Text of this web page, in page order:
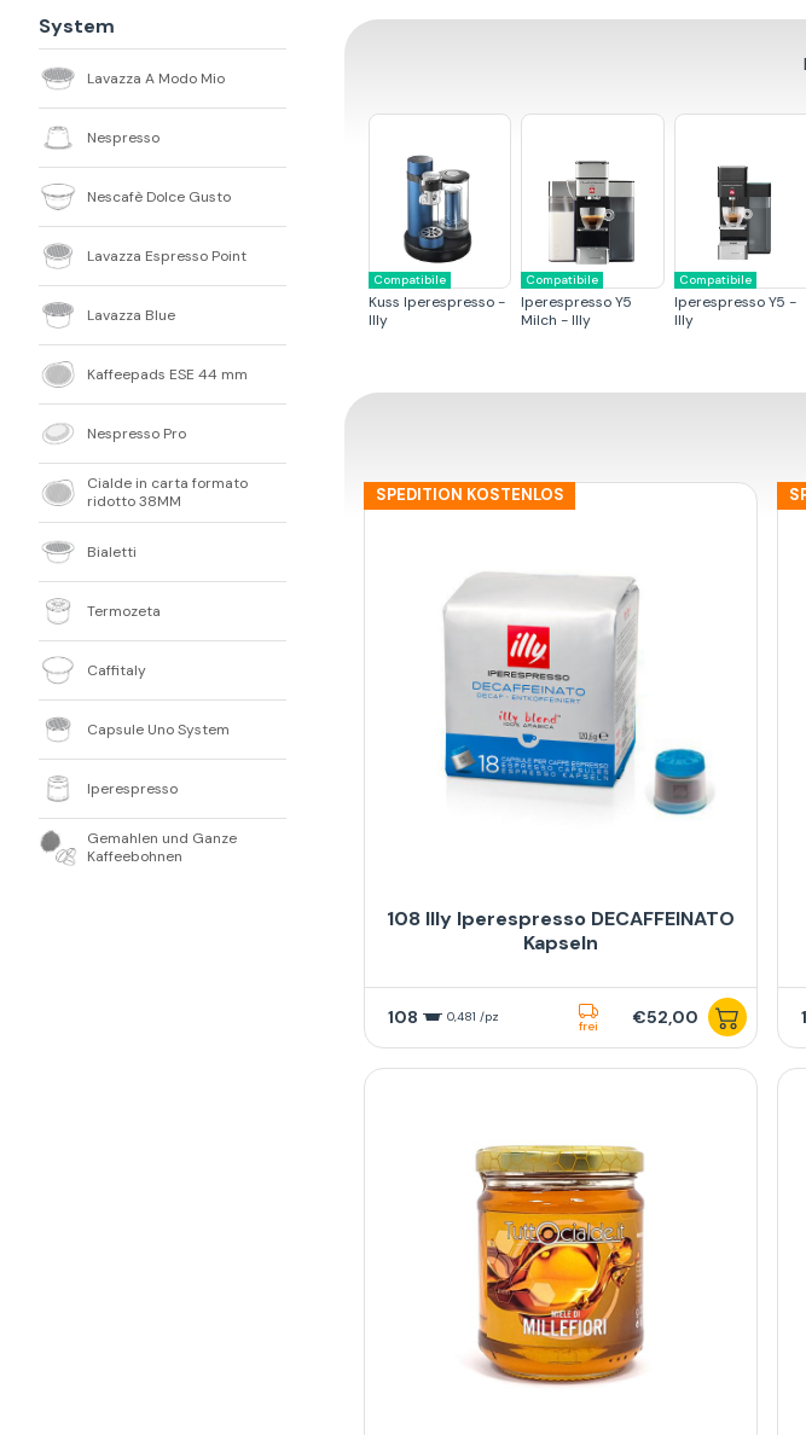
System
Lavazza A Modo Mio
Nespresso
Nescafè Dolce Gusto
Lavazza Espresso Point
Lavazza Blue
Kaffeepads ESE 44 mm
Nespresso Pro
Cialde in carta formato
ridotto 38MM
Bialetti
Termozeta
Caffitaly
Capsule Uno System
Iperespresso
Gemahlen und Ganze
Kaffeebohnen
Compatibile
Kuss Iperespresso -
Illy
Compatibile
Iperespresso Y5
Milch - Illy
Compatibile
Iperespresso Y5 -
Illy
SPEDITION KOSTENLOS
108 Illy Iperespresso DECAFFEINATO
Kapseln
108 0,481 /pz
frei €52,00